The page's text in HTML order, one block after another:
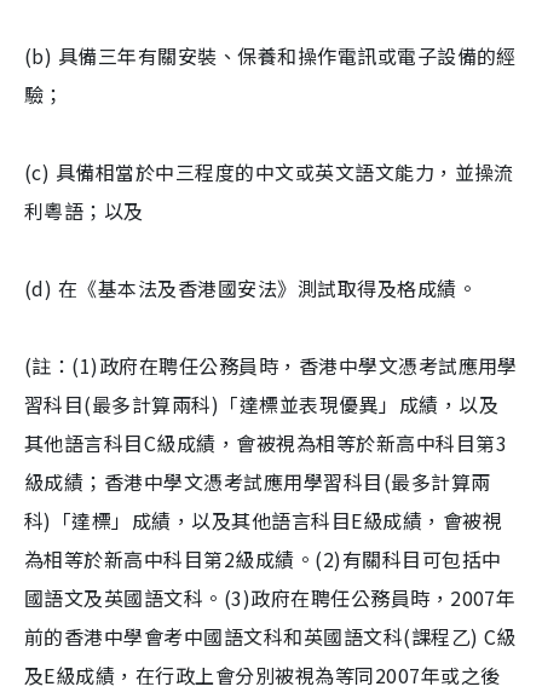
(b) 具備三年有關安裝、保養和操作電訊或電子設備的經
驗；
(c) 具備相當於中三程度的中文或英文語文能力，並操流
利粵語；以及
(d) 在《基本法及香港國安法》測試取得及格成績。
(註：(1)政府在聘任公務員時，香港中學文憑考試應用學
習科目(最多計算兩科)「達標並表現優異」成績，以及
其他語言科目C級成績，會被視為相等於新高中科目第3
級成績；香港中學文憑考試應用學習科目(最多計算兩
科)「達標」成績，以及其他語言科目E級成績，會被視
為相等於新高中科目第2級成績。(2)有關科目可包括中
國語文及英國語文科。(3)政府在聘任公務員時，2007年
前的香港中學會考中國語文科和英國語文科(課程乙) C級
及E級成績，在行政上會分別被視為等同2007年或之後